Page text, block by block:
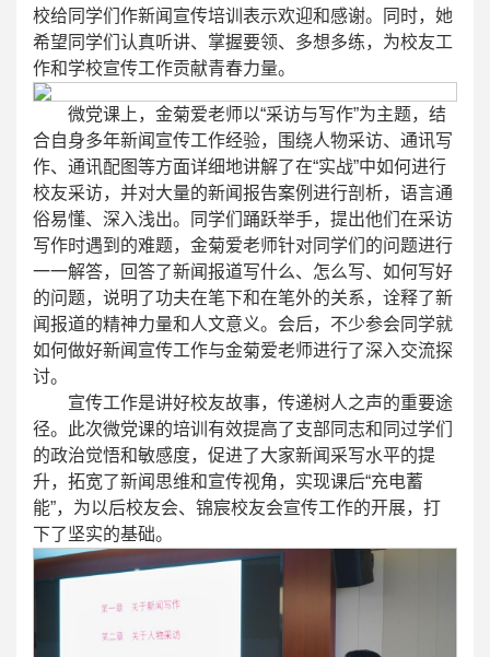
校给同学们作新闻宣传培训表示欢迎和感谢。同时，她
希望同学们认真听讲、掌握要领、多想多练，为校友工
作和学校宣传工作贡献青春力量。
微党课上，金菊爱老师以“采访与写作”为主题，结
合自身多年新闻宣传工作经验，围绕人物采访、通讯写
作、通讯配图等方面详细地讲解了在“实战”中如何进行
校友采访，并对大量的新闻报告案例进行剖析，语言通
俗易懂、深入浅出。同学们踊跃举手，提出他们在采访
写作时遇到的难题，金菊爱老师针对同学们的问题进行
一一解答，回答了新闻报道写什么、怎么写、如何写好
的问题，说明了功夫在笔下和在笔外的关系，诠释了新
闻报道的精神力量和人文意义。会后，不少参会同学就
如何做好新闻宣传工作与金菊爱老师进行了深入交流探
讨。
宣传工作是讲好校友故事，传递树人之声的重要途
径。此次微党课的培训有效提高了支部同志和同过学们
的政治觉悟和敏感度，促进了大家新闻采写水平的提
升，拓宽了新闻思维和宣传视角，实现课后“充电蓄
能”，为以后校友会、锦宸校友会宣传工作的开展，打
下了坚实的基础。